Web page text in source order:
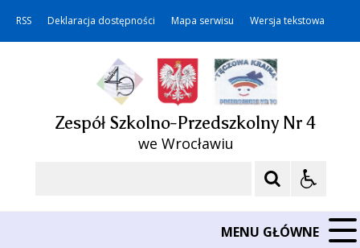
RSS Deklaracja dostępności Mapa serwisu Wersja tekstowa
Zespół Szkolno-Przedszkolny Nr 4
we Wrocławiu
MENU GŁÓWNE